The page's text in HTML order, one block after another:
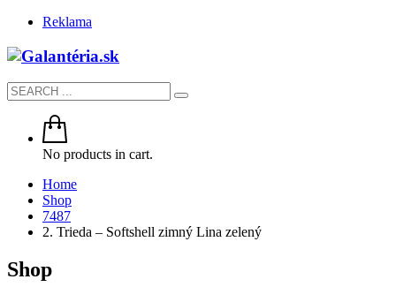
Reklama
No products in cart.
Home
Shop
7487
2. Trieda – Softshell zimný Lina zelený
Shop